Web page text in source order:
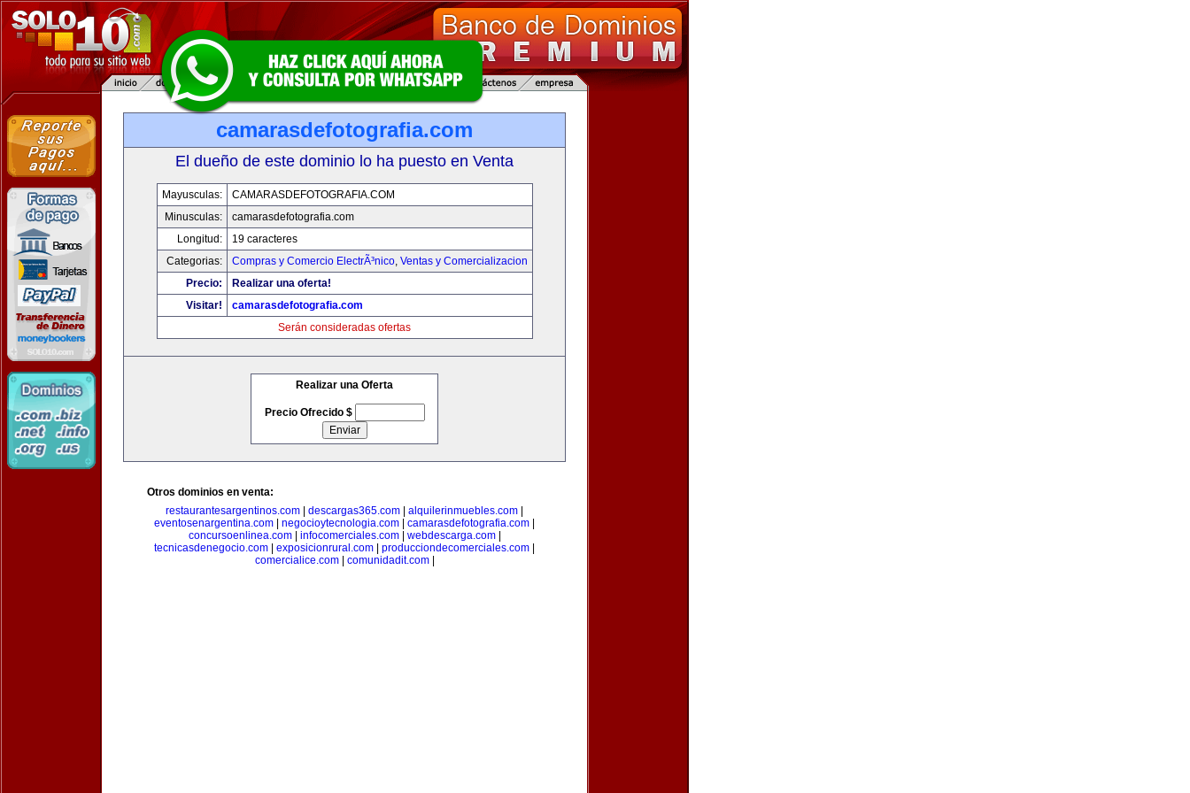
camarasdefotografia.com
El dueño de este dominio lo ha puesto en Venta
Mayusculas:
CAMARASDEFOTOGRAFIA.COM
Minusculas:
camarasdefotografia.com
Longitud:
19 caracteres
Categorias:
Compras y Comercio ElectrÃ³nico, Ventas y Comercializacion
Precio:
Realizar una oferta!
Visitar!
camarasdefotografia.com
Serán consideradas ofertas
Realizar una Oferta
Precio Ofrecido $
Otros dominios en venta:
restaurantesargentinos.com
descargas365.com alquilerinmuebles.com
eventosenargentina.com
negocioytecnologia.com camarasdefotografia.com
concursoenlinea.com| infocomerciales.com| webdescarga.com|
tecnicasdenegocio.com
exposicionrural.com producciondecomerciales.com
comercialice.com| comunidadit.com|